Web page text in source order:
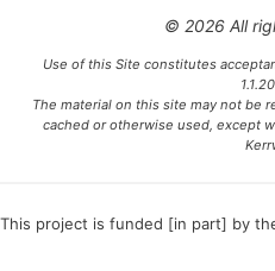
© 2026 All
Use of this Site constitutes
The material on this site may not be
cached or otherwise used, except
This project is funded [in part] by